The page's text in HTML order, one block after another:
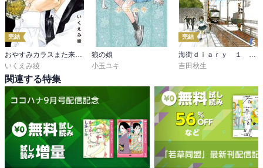
過去を断ち切れない残念系男子ってだけになってします。
しかも、
本人のいないところで！
そう、
本人のいないところで起きてることだから、
まだまだ予想外の事が起きるかもしれない！
つか、
そうなれ！
そうならないとまたクロージングに失敗したマンガになってしまう
と、
金髪を選んだ理由も残念ですなＫＥＹ君。
思春期まっしぐらじゃないか！
完結
いくえみ綾
狼の娘
小玉ユキ
完結
吉田秋生
関連する特集